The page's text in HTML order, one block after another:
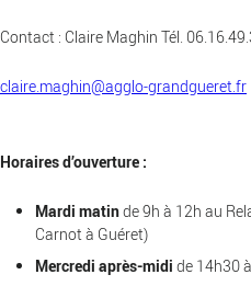
Contact : Claire Maghin Tél.
claire.maghin@agglo-grandgueret.fr
Horaires d’ouverture :
Mardi matinde 9h à 12h au
Carnot à Guéret)
Mercredi après-midi de 14h30